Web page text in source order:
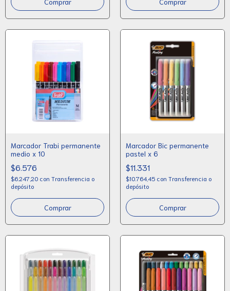
Marcador Trabi permanente
medio x 10
$6.576
$6.247,20 con Transferencia o
depósito
Marcador Bic permanente
pastel x 6
$11.331
$10.764,45 con Transferencia o
depósito